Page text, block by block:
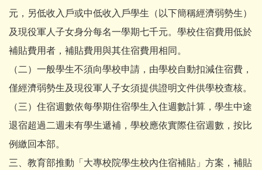
元，另低收入戶或中低收入戶學生（以下簡稱經濟弱勢生）
及現役軍人子女身分每名一學期七千元。學校住宿費用低於
補貼費用者，補貼費用與其住宿費用相同。
（二）一般學生不須向學校申請，由學校自動扣減住宿費，
僅經濟弱勢生及現役軍人子女須提供證明文件供學校查核。
（三）住宿週數依每學期住宿學生入住週數計算，學生中途
退宿超過二週未有學生遞補，學校應依實際住宿週數，按比
例繳回本部。
三、教育部推動「大專校院學生校內住宿補貼」方案，補貼